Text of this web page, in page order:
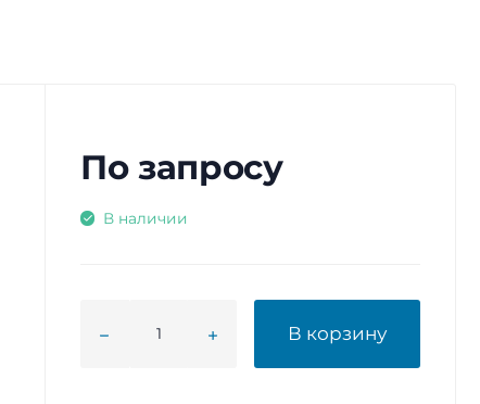
По запросу
В наличии
В корзину